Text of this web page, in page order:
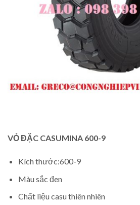
VỎ ĐẶC CASUMINA 600-9
Kích thước:600-9
Màu sắc đen
Chất liệu casu thiên nhiên